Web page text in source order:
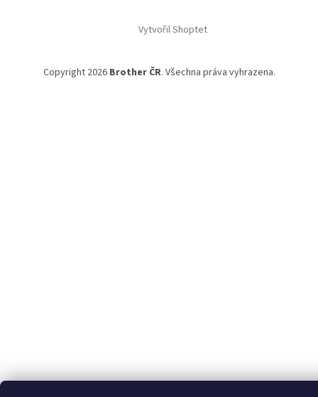
Vytvořil Shoptet
Copyright 2026 Brother ČR. Všechna práva vyhrazena.